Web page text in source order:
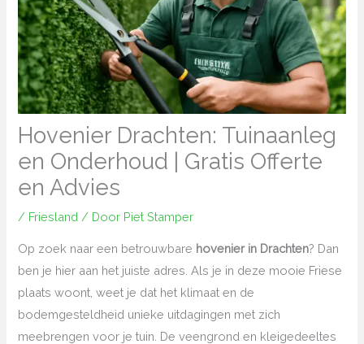
Hovenier Drachten: Tuinaanleg
en Onderhoud | Gratis Offerte
en Advies
/ Friesland / Door Piet Stamper
Op zoek naar een betrouwbare hovenier in Drachten? Dan
ben je hier aan het juiste adres. Als je in deze mooie Friese
plaats woont, weet je dat het klimaat en de
bodemgesteldheid unieke uitdagingen met zich
meebrengen voor je tuin. De veengrond en kleigedeeltes